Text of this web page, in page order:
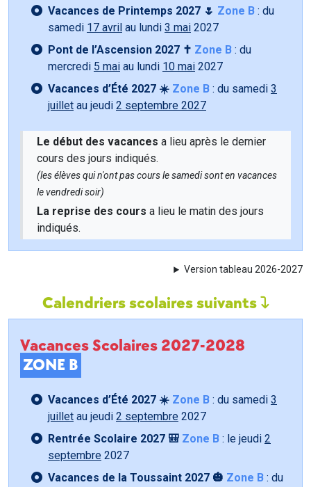
Vacances de Printemps 2027 🌷 Zone B : du
samedi 17 avril au lundi 3 mai 2027
Pont de l’Ascension 2027 ✝️ Zone B : du
mercredi 5 mai au lundi 10 mai 2027
Vacances d’Été 2027 ☀️ Zone B : du samedi 3
juillet au jeudi 2 septembre 2027
Le début des vacances a lieu après le dernier
cours des jours indiqués.
(les élèves qui n'ont pas cours le samedi sont en vacances
le vendredi soir)
La reprise des cours a lieu le matin des jours
indiqués.
Version tableau 2026-2027
Calendriers scolaires suivants
Vacances Scolaires 2027-2028
ZONE B
Vacances d’Été 2027 ☀️ Zone B : du samedi 3
juillet au jeudi 2 septembre 2027
Rentrée Scolaire 2027 🎒 Zone B : le jeudi 2
septembre 2027
Vacances de la Toussaint 2027 🎃 Zone B : du